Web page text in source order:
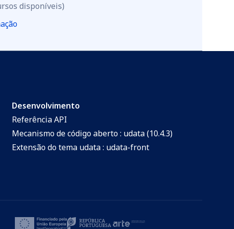
disponíveis)
Desenvolvimento
Referência API
Mecanismo de código aberto : udata (10.4.3)
Extensão do tema udata : udata-front